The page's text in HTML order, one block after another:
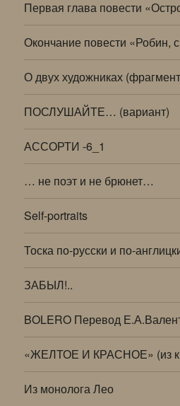
Первая глава повести
Окончание повести «Робин,
О двух художниках
ПОСЛУШАЙТЕ… (вариант)
АССОРТИ -6_1
… не поэт и не брюнет…
Self-portraits
Тоска по-русски и по-
ЗАБЫЛ!..
BOLERO Перевод
«ЖЕЛТОЕ И КРАСНОЕ» (из
Из монолога Лео